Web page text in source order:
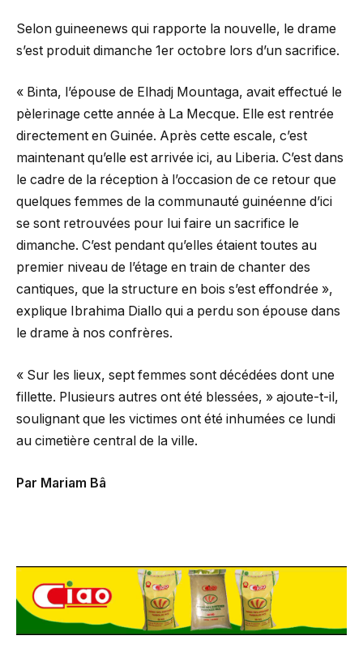
Selon guineenews qui rapporte la nouvelle, le drame
s’est produit dimanche 1er octobre lors d’un sacrifice.
« Binta, l’épouse de Elhadj Mountaga, avait effectué le
pèlerinage cette année à La Mecque. Elle est rentrée
directement en Guinée. Après cette escale, c’est
maintenant qu’elle est arrivée ici, au Liberia. C’est dans
le cadre de la réception à l’occasion de ce retour que
quelques femmes de la communauté guinéenne d’ici
se sont retrouvées pour lui faire un sacrifice le
dimanche. C’est pendant qu’elles étaient toutes au
premier niveau de l’étage en train de chanter des
cantiques, que la structure en bois s’est effondrée »,
explique Ibrahima Diallo qui a perdu son épouse dans
le drame à nos confrères.
« Sur les lieux, sept femmes sont décédées dont une
fillette. Plusieurs autres ont été blessées, » ajoute-t-il,
soulignant que les victimes ont été inhumées ce lundi
au cimetière central de la ville.
Par Mariam Bâ